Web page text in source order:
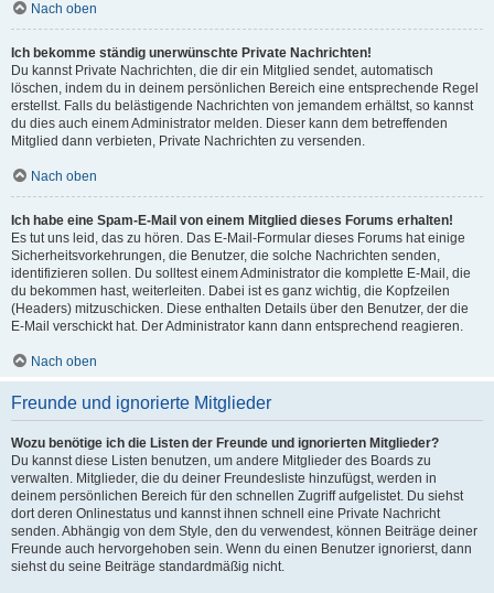
Nach oben
Ich bekomme ständig unerwünschte Private Nachrichten!
Du kannst Private Nachrichten, die dir ein Mitglied sendet, automatisch
löschen, indem du in deinem persönlichen Bereich eine entsprechende Regel
erstellst. Falls du belästigende Nachrichten von jemandem erhältst, so kannst
du dies auch einem Administrator melden. Dieser kann dem betreffenden
Mitglied dann verbieten, Private Nachrichten zu versenden.
Nach oben
Ich habe eine Spam-E-Mail von einem Mitglied dieses Forums erhalten!
Es tut uns leid, das zu hören. Das E-Mail-Formular dieses Forums hat einige
Sicherheitsvorkehrungen, die Benutzer, die solche Nachrichten senden,
identifizieren sollen. Du solltest einem Administrator die komplette E-Mail, die
du bekommen hast, weiterleiten. Dabei ist es ganz wichtig, die Kopfzeilen
(Headers) mitzuschicken. Diese enthalten Details über den Benutzer, der die
E-Mail verschickt hat. Der Administrator kann dann entsprechend reagieren.
Nach oben
Freunde und ignorierte Mitglieder
Wozu benötige ich die Listen der Freunde und ignorierten Mitglieder?
Du kannst diese Listen benutzen, um andere Mitglieder des Boards zu
verwalten. Mitglieder, die du deiner Freundesliste hinzufügst, werden in
deinem persönlichen Bereich für den schnellen Zugriff aufgelistet. Du siehst
dort deren Onlinestatus und kannst ihnen schnell eine Private Nachricht
senden. Abhängig von dem Style, den du verwendest, können Beiträge deiner
Freunde auch hervorgehoben sein. Wenn du einen Benutzer ignorierst, dann
siehst du seine Beiträge standardmäßig nicht.